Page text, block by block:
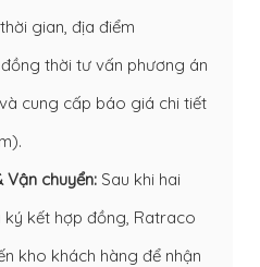
gian, địa điểm
thời tư vấn phương án
cung cấp báo giá chi tiết
chuyển: Sau khi hai
kết hợp đồng, Ratraco
kho khách hàng để nhận